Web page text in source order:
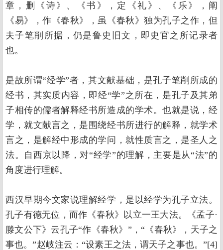
章，删《诗》、《书》，定《礼》、《乐》，阐
《易》，作《春秋》，虽《春秋》独为孔子之作，但
夫子笔削所据，仍是鲁史旧文，即史官之所记录者
也。
是故所谓“经学”者，其文献基础，是孔子笔削所成的
经书，其实质内容，即经“学”之所在，是孔子及其弟
子相传的儒者解释经书所造成的学术。也就是说，经
学，就文献言之，是围绕经书所进行的解释，就学术
言之，是解经中形成的学问，就性质言之，是圣人之
法。自西京以降，对“经学”的理解，主要是从“法”的
角度进行理解。
西汉早期今文家说理解经学，是以经学为孔子立法。
孔子有德无位，而作《春秋》以立一王大法。《孟子·
滕文公下》云孔子“作《春秋》”，“《春秋》，天子之
事也。”赵岐注云：“设素王之法，谓天子之事也。”[4]